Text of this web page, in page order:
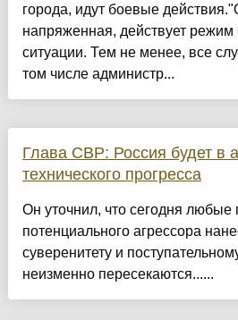
города, идут боевые
напряженная, действует режим
ситуации. Тем не менее, все
том числе администр...
Глава СВР: Россия будет в
технического прогресса
Он уточнил, что сегодня любые
потенциального агрессора
суверенитету и
неизменно пересекаются......